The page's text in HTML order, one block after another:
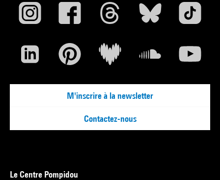
M'inscrire à la newsletter
Contactez-nous
Le Centre Pompidou